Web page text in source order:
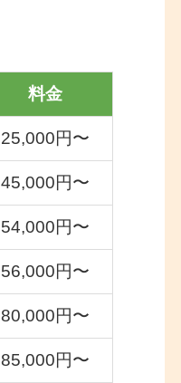
料金
25,000円〜
45,000円〜
54,000円〜
56,000円〜
80,000円〜
85,000円〜